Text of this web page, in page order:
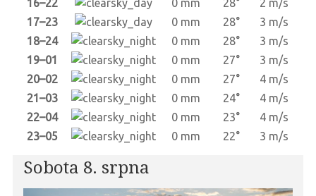
16–22 0 mm 28°
2 m/s
17–23
0 mm 28°
3 m/s
18–24
0 mm 28°
3 m/s
19–01
0 mm 27°
3 m/s
20–02
0 mm 27°
4 m/s
21–03
0 mm 24°
4 m/s
22–04
0 mm 23°
4 m/s
23–05
0 mm 22° 3 m/s
Sobota 8. srpna